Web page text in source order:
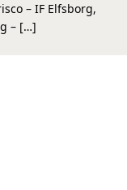
– IF Elfsborg,
– […]